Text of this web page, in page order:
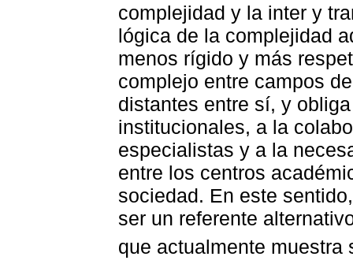
complejidad y la inter y
lógica de la complejidad
menos rígido y más
complejo entre campos
distantes entre sí, y
institucionales, a la
especialistas y a la
entre los centros
sociedad. En este
ser un referente
que actualmente muestra